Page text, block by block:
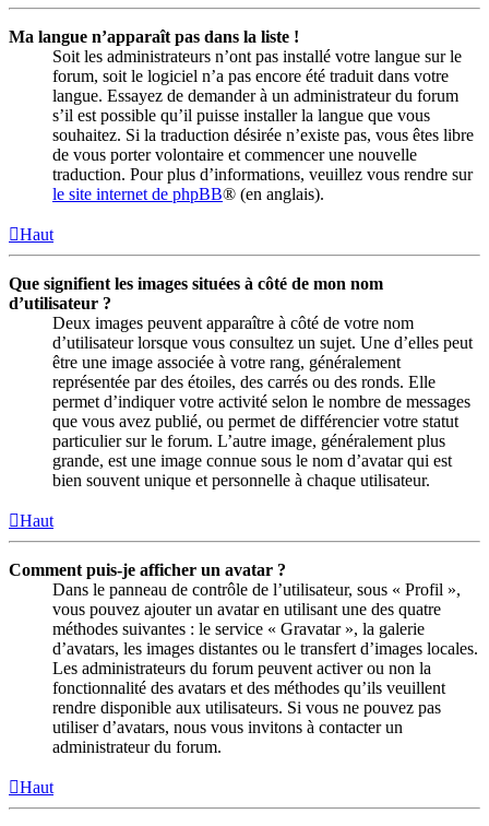
Ma langue n’apparaît pas dans la liste !
Soit les administrateurs n’ont pas installé votre langue sur le
forum, soit le logiciel n’a pas encore été traduit dans votre
langue. Essayez de demander à un administrateur du forum
s’il est possible qu’il puisse installer la langue que vous
souhaitez. Si la traduction désirée n’existe pas, vous êtes libre
de vous porter volontaire et commencer une nouvelle
traduction. Pour plus d’informations, veuillez vous rendre sur
le site internet de phpBB® (en anglais).
Haut
Que signifient les images situées à côté de mon nom
d’utilisateur ?
Deux images peuvent apparaître à côté de votre nom
d’utilisateur lorsque vous consultez un sujet. Une d’elles peut
être une image associée à votre rang, généralement
représentée par des étoiles, des carrés ou des ronds. Elle
permet d’indiquer votre activité selon le nombre de messages
que vous avez publié, ou permet de différencier votre statut
particulier sur le forum. L’autre image, généralement plus
grande, est une image connue sous le nom d’avatar qui est
bien souvent unique et personnelle à chaque utilisateur.
Haut
Comment puis-je afficher un avatar ?
Dans le panneau de contrôle de l’utilisateur, sous « Profil »,
vous pouvez ajouter un avatar en utilisant une des quatre
méthodes suivantes : le service « Gravatar », la galerie
d’avatars, les images distantes ou le transfert d’images locales.
Les administrateurs du forum peuvent activer ou non la
fonctionnalité des avatars et des méthodes qu’ils veuillent
rendre disponible aux utilisateurs. Si vous ne pouvez pas
utiliser d’avatars, nous vous invitons à contacter un
administrateur du forum.
Haut